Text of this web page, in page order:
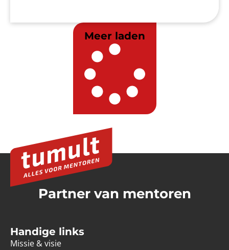
Meer laden
Partner van mentoren
Handige links
Missie & visie